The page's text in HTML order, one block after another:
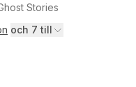
Stories
och 7 till